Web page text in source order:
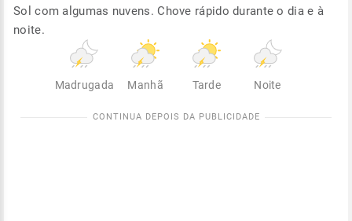
Sol com algumas nuvens. Chove rápido durante o dia e à
noite.
Madrugada Manhã Tarde Noite